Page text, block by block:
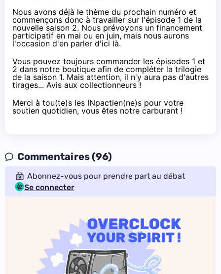
Nous avons déjà le thème du prochain numéro et
commençons donc à travailler sur l'épisode 1 de la
nouvelle saison 2. Nous prévoyons un financement
participatif en mai ou en juin, mais nous aurons
l'occasion d'en parler d'ici là.
Vous pouvez toujours commander les épisodes 1 et
2 dans notre boutique afin de compléter la trilogie
de la saison 1. Mais attention, il n'y aura pas d'autres
tirages... Avis aux collectionneurs !
Merci à tou(te)s les INpactien(ne)s pour votre
soutien quotidien, vous êtes notre carburant !
Commentaires (96)
Abonnez-vous pour prendre part au débat
Se connecter